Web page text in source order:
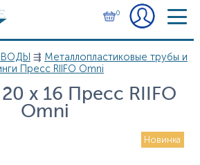
0
⇶ Металлопластиковые трубы и
Пресс RIIFO Omni
х 16 Пресс RIIFO
Omni
Новинка